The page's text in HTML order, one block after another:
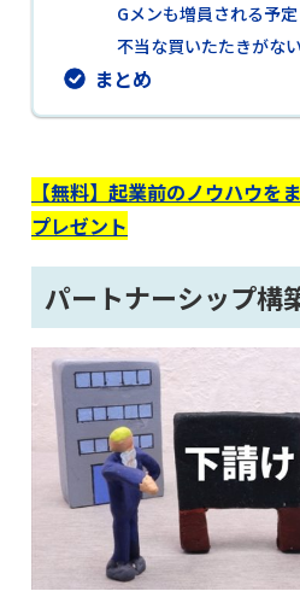
Gメンも増員される予定
不当な買いたたきがな
まとめ
【無料】起業前のノウハウを
プレゼント
パートナーシップ構